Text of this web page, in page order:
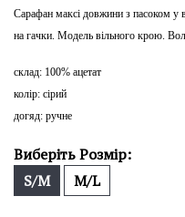
Сарафан максі довжини з пасоком у
на гачки. Модель вільного крою.
склад: 100% ацетат
колір: сірий
догяд: ручне
Виберіть Розмір:
S/M
M/L